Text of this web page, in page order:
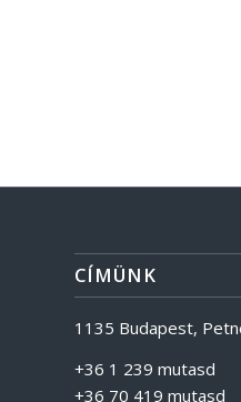
CÍMÜNK
1135 Budapest,
+36 1 239 mutasd
+36 70 419 mutasd